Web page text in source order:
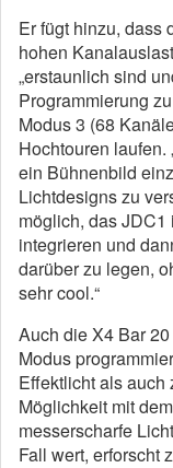
Er fügt hinzu, dass
hohen
„erstaunlich sind
Programmierung
Modus 3 (68
Hochtouren
ein Bühnenbild
Lichtdesigns zu
möglich, das
integrieren und
darüber zu legen,
sehr cool.“
Auch die X4 Bar
Modus
Effektlicht als auch
Möglichkeit mit
messerscharfe
Fall wert, erforscht